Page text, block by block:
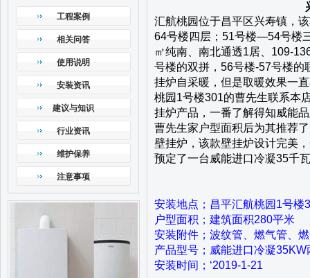
工程案例
相关问答
使用说明
安装资讯
建议与知识
行业资讯
维护保养
注意事项
汇航桃园位于昌平区兴寿镇，
64号楼四层；51号楼—54号楼
㎡纯南、南北通透1居、109-
号楼的双拼，56号楼-57号楼的
挂炉自采暖，但是取暖效果一
桃园1号楼301的曹先生联系本
挂炉产品，一番了解得知威能
曹先生家户型面积后为其推荐
壁挂炉，该款壁挂炉设计完美
预定了一台威能进口冷凝35千
安装地点；昌平汇航桃园1号楼
户型面积；建筑面积280平米
安装附件；波纹管、燃气管、
产品型号； 威能进口冷凝
安装时间；‘2019-1-21